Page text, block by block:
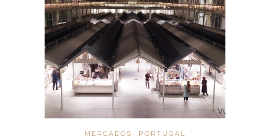
MERCADOS
PORTUGAL